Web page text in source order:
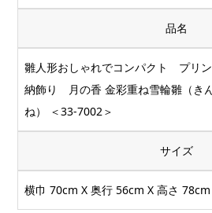
品名
雛人形おしゃれでコンパクト プリ
納飾り 月の香 金彩重ね雪輪雛（き
ね） ＜33-7002＞
サイズ
横巾 70cm X 奥行 56cm X 高さ 78cm